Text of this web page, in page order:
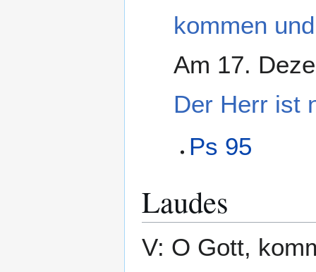
kommen
Am 17.
Der Herr ist
Ps 95
Laudes
V: O Gott,